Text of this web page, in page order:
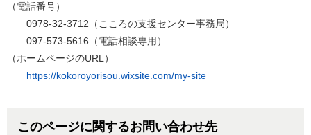
（電話番号）
0978-32-3712（こころの支援センター事務局）
097-573-5616（電話相談専用）
（ホームページのURL）
https://kokoroyorisou.wixsite.com/my-site
このページに関するお問い合わせ先